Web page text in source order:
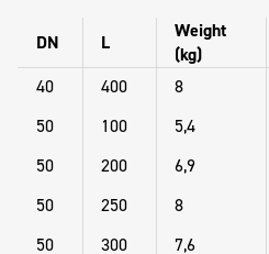
DN L
Weight
(kg)
40
400 8
50
100 5,4
50
200 6,9
50
250 8
50
300 7,6